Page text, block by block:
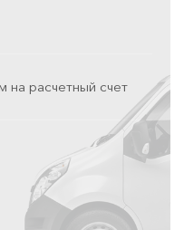
на расчетный счет